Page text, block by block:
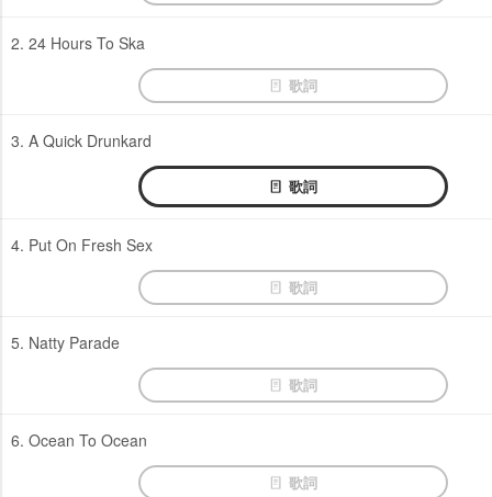
2. 24 Hours To Ska
歌詞
3. A Quick Drunkard
歌詞
4. Put On Fresh Sex
歌詞
5. Natty Parade
歌詞
6. Ocean To Ocean
歌詞